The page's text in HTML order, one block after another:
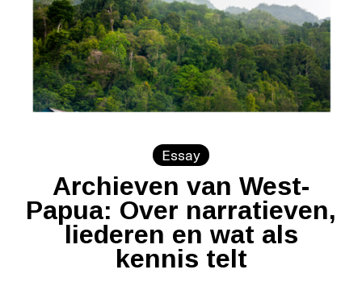
Essay
Archieven van West-
Papua: Over narratieven,
liederen en wat als
kennis telt